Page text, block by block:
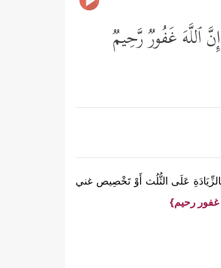
ٱللَّهَ غَفُورࣱ رَّحِیمࣱ
عَلَى الثُّلُث أَوْ تَخْصِيص غني
غفور رحيم}